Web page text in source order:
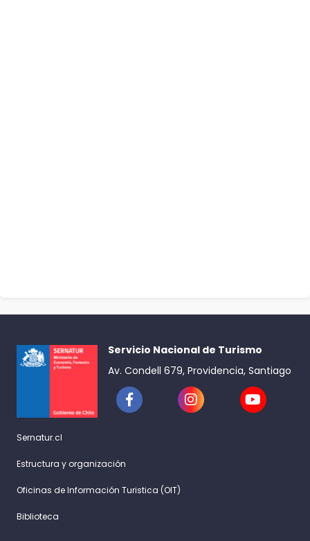
Servicio Nacional de Turismo
Av. Condell 679, Providencia, Santiago
Sernatur.cl
Estructura y organización
Oficinas de Información Turistica (OIT)
Biblioteca